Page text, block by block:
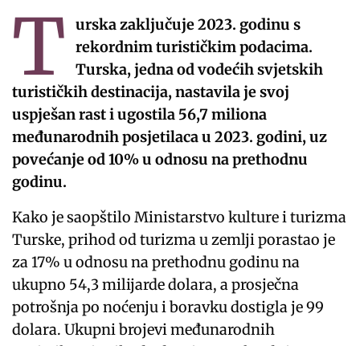
T
urska zaključuje 2023. godinu s
rekordnim turističkim podacima.
Turska, jedna od vodećih svjetskih
turističkih destinacija, nastavila je svoj
uspješan rast i ugostila 56,7 miliona
međunarodnih posjetilaca u 2023. godini, uz
povećanje od 10% u odnosu na prethodnu
godinu.
Kako je saopštilo Ministarstvo kulture i turizma
Turske, prihod od turizma u zemlji porastao je
za 17% u odnosu na prethodnu godinu na
ukupno 54,3 milijarde dolara, a prosječna
potrošnja po noćenju i boravku dostigla je 99
dolara. Ukupni brojevi međunarodnih